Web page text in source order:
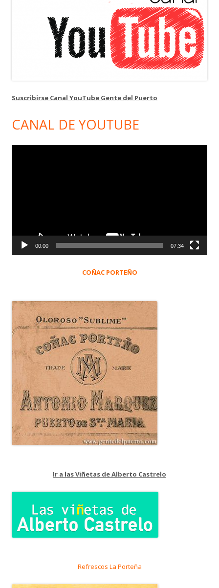
Suscribirse Canal YouTube Gente del Puerto
CANAL DE YOUTUBE
00:00 07:34
COÑAC PORTEÑO
Ir a las Viñetas de Alberto Castrelo
Refrescos La Porteña